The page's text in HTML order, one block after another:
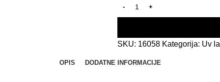
SKU: 16058 Kategorija: Uv
OPIS DODATNE INFORMACIJE